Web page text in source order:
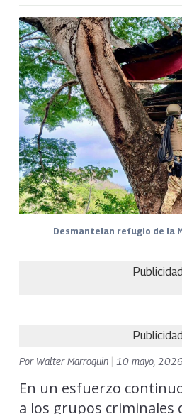
Desmantelan refugio de la
Publicidad
Publicidad
Por Walter Marroquin 10 mayo,
En un esfuerzo
a los grupos criminales